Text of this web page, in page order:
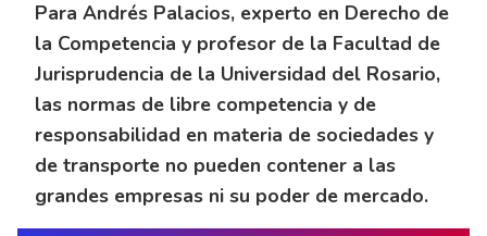
Para Andrés Palacios, experto en Derecho de
la Competencia y profesor de la Facultad de
Jurisprudencia de la Universidad del Rosario,
las normas de libre competencia y de
responsabilidad en materia de sociedades y
de transporte no pueden contener a las
grandes empresas ni su poder de mercado.